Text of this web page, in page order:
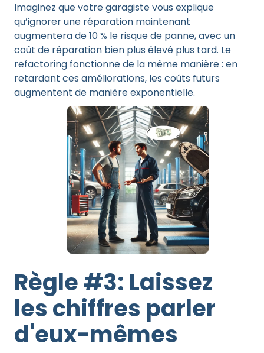
Imaginez que votre garagiste vous explique
qu’ignorer une réparation maintenant
augmentera de 10 % le risque de panne, avec un
coût de réparation bien plus élevé plus tard. Le
refactoring fonctionne de la même manière : en
retardant ces améliorations, les coûts futurs
augmentent de manière exponentielle.
Règle #3: Laissez
les chiffres parler
d'eux-mêmes